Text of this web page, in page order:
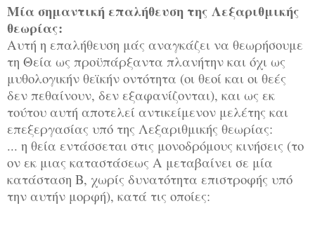
Μία σημαντική επαλήθευση της Λεξαριθμικής
θεωρίας:
Αυτή η επαλήθευση μάς αναγκάζει να θεωρήσουμε
τη Θεία ως προϋπάρξαντα πλανήτην και όχι ως
μυθολογικήν θεϊκήν οντότητα (οι θεοί και οι θεές
δεν πεθαίνουν, δεν εξαφανίζονται), και ως εκ
τούτου αυτή αποτελεί αντικείμενον μελέτης και
επεξεργασίας υπό της Λεξαριθμικής θεωρίας:
... η θεία εντάσσεται στις μονοδρόμους κινήσεις (το
ον εκ μιας καταστάσεως Α μεταβαίνει σε μία
κατάσταση Β, χωρίς δυνατότητα επιστροφής υπό
την αυτήν μορφή), κατά τις οποίες: